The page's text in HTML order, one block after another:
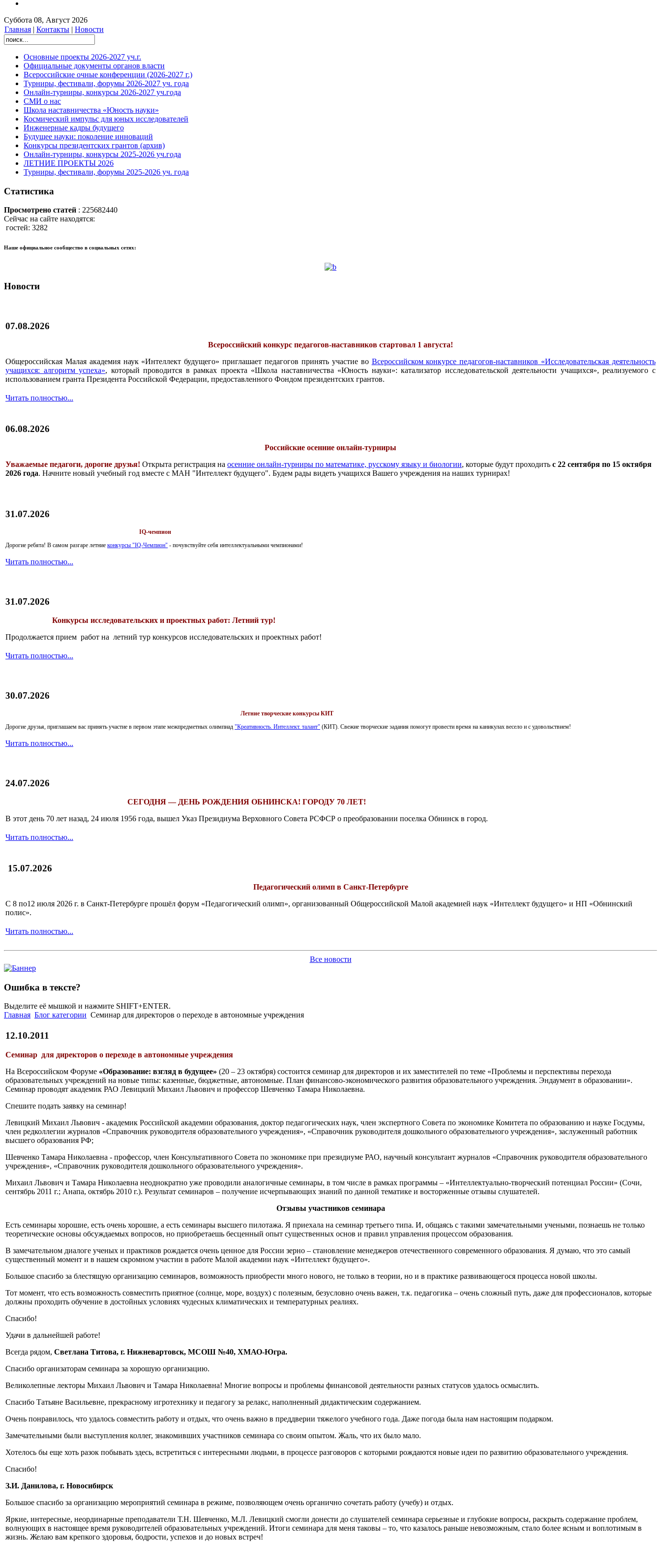
Суббота 08, Август 2026
Главная | Контакты | Новости
Основные проекты 2026-2027 уч.г.
Официальные документы органов власти
Всероссийские очные конференции (2026-2027 г.)
Турниры, фестивали, форумы 2026-2027 уч. года
Онлайн-турниры, конкурсы 2026-2027 уч.года
СМИ о нас
Школа наставничества «Юность науки»
Космический импульс для юных исследователей
Инженерные кадры будущего
Будущее науки: поколение инноваций
Конкурсы президентских грантов (архив)
Онлайн-турниры, конкурсы 2025-2026 уч.года
ЛЕТНИЕ ПРОЕКТЫ 2026
Турниры, фестивали, форумы 2025-2026 уч. года
Статистика
Просмотрено статей : 225682440
Сейчас на сайте находятся:
гостей: 3282
Наше официальное сообщество в социальных сетях:
Новости
07.08.2026
Всероссийский конкурс педагогов-наставников стартовал 1 августа!
Общероссийская Малая академия наук «Интеллект будущего» приглашает педагогов принять участие во Всероссийском конкурсе педагогов-наставников «Исследовательская деятельность
учащихся: алгоритм успеха», который проводится в рамках проекта «Школа наставничества «Юность науки»: катализатор исследовательской деятельности учащихся», реализуемого с
использованием гранта Президента Российской Федерации, предоставленного Фондом президентских грантов.
Читать полностью...
06.08.2026
Российские осенние онлайн-турниры
Уважаемые педагоги, дорогие друзья! Открыта регистрация на осенние онлайн-турниры по математике, русскому языку и биологии, которые будут проходить с 22 сентября по 15 октября
2026 года. Начните новый учебный год вместе с МАН "Интеллект будущего". Будем рады видеть учащихся Вашего учреждения на наших турнирах!
31.07.2026
IQ-чемпион
Дорогие ребята! В самом разгаре летние конкурсы "IQ-Чемпион" - почувствуйте себя интеллектуальными чемпионами!
Читать полностью...
31.07.2026
Конкурсы исследовательских и проектных работ: Летний тур!
Продолжается прием работ на летний тур конкурсов исследовательских и проектных работ!
Читать полностью...
30.07.2026
Летние творческие конкурсы КИТ
Дорогие друзья, приглашаем вас принять участие в первом этапе межпредметных олимпиад "Креативность. Интеллект. талант" (КИТ). Свежие творческие задания помогут провести время на каникулах весело и с удовольствием!
Читать полностью...
24.07.2026
СЕГОДНЯ — ДЕНЬ РОЖДЕНИЯ ОБНИНСКА! ГОРОДУ 70 ЛЕТ!
В этот день 70 лет назад, 24 июля 1956 года, вышел Указ Президиума Верховного Совета РСФСР о преобразовании поселка Обнинск в город.
Читать полностью...
15.07.2026
Педагогический олимп в Санкт-Петербурге
С 8 по12 июля 2026 г. в Санкт-Петербурге прошёл форум «Педагогический олимп», организованный Общероссийской Малой академией наук «Интеллект будущего» и НП «Обнинский
полис».
Читать полностью...
Все новости
Ошибка в тексте?
Выделите её мышкой и нажмите SHIFT+ENTER.
Главная Блог категории Семинар для директоров о переходе в автономные учреждения
12.10.2011
Семинар для директоров о переходе в автономные учреждения
На Всероссийском Форуме «Образование: взгляд в будущее» (20 – 23 октября) состоится семинар для директоров и их заместителей по теме «Проблемы и перспективы перехода
образовательных учреждений на новые типы: казенные, бюджетные, автономные. План финансово-экономического развития образовательного учреждения. Эндаумент в образовании».
Семинар проводят академик РАО Левицкий Михаил Львович и профессор Шевченко Тамара Николаевна.
Спешите подать заявку на семинар!
Левицкий Михаил Львович - академик Российской академии образования, доктор педагогических наук, член экспертного Совета по экономике Комитета по образованию и науке Госдумы,
член редколлегии журналов «Справочник руководителя образовательного учреждения», «Справочник руководителя дошкольного образовательного учреждения», заслуженный работник
высшего образования РФ;
Шевченко Тамара Николаевна - профессор, член Консультативного Совета по экономике при президиуме РАО, научный консультант журналов «Справочник руководителя образовательного
учреждения», «Справочник руководителя дошкольного образовательного учреждения».
Михаил Львович и Тамара Николаевна неоднократно уже проводили аналогичные семинары, в том числе в рамках программы – «Интеллектуально-творческий потенциал России» (Сочи,
сентябрь 2011 г.; Анапа, октябрь 2010 г.). Результат семинаров – получение исчерпывающих знаний по данной тематике и восторженные отзывы слушателей.
Отзывы участников семинара
Есть семинары хорошие, есть очень хорошие, а есть семинары высшего пилотажа. Я приехала на семинар третьего типа. И, общаясь с такими замечательными учеными, познаешь не только
теоретические основы обсуждаемых вопросов, но приобретаешь бесценный опыт существенных основ и правил управления процессом образования.
В замечательном диалоге ученых и практиков рождается очень ценное для России зерно – становление менеджеров отечественного современного образования. Я думаю, что это самый
существенный момент и в нашем скромном участии в работе Малой академии наук «Интеллект будущего».
Большое спасибо за блестящую организацию семинаров, возможность приобрести много нового, не только в теории, но и в практике развивающегося процесса новой школы.
Тот момент, что есть возможность совместить приятное (солнце, море, воздух) с полезным, безусловно очень важен, т.к. педагогика – очень сложный путь, даже для профессионалов, которые
должны проходить обучение в достойных условиях чудесных климатических и температурных реалиях.
Спасибо!
Удачи в дальнейшей работе!
Всегда рядом, Светлана Титова, г. Нижневартовск, МСОШ №40, ХМАО-Югра.
Спасибо организаторам семинара за хорошую организацию.
Великолепные лекторы Михаил Львович и Тамара Николаевна! Многие вопросы и проблемы финансовой деятельности разных статусов удалось осмыслить.
Спасибо Татьяне Васильевне, прекрасному игротехнику и педагогу за релакс, наполненный дидактическим содержанием.
Очень понравилось, что удалось совместить работу и отдых, что очень важно в преддверии тяжелого учебного года. Даже погода была нам настоящим подарком.
Замечательными были выступления коллег, знакомивших участников семинара со своим опытом. Жаль, что их было мало.
Хотелось бы еще хоть разок побывать здесь, встретиться с интересными людьми, в процессе разговоров с которыми рождаются новые идеи по развитию образовательного учреждения.
Спасибо!
З.И. Данилова, г. Новосибирск
Большое спасибо за организацию мероприятий семинара в режиме, позволяющем очень органично сочетать работу (учебу) и отдых.
Яркие, интересные, неординарные преподаватели Т.Н. Шевченко, М.Л. Левицкий смогли донести до слушателей семинара серьезные и глубокие вопросы, раскрыть содержание проблем,
волнующих в настоящее время руководителей образовательных учреждений. Итоги семинара для меня таковы – то, что казалось раньше невозможным, стало более ясным и воплотимым в
жизнь. Желаю вам крепкого здоровья, бодрости, успехов и до новых встреч!